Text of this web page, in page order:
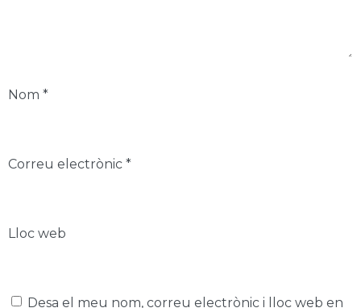
Nom *
Correu electrònic *
Lloc web
Desa el meu nom, correu electrònic i lloc web en